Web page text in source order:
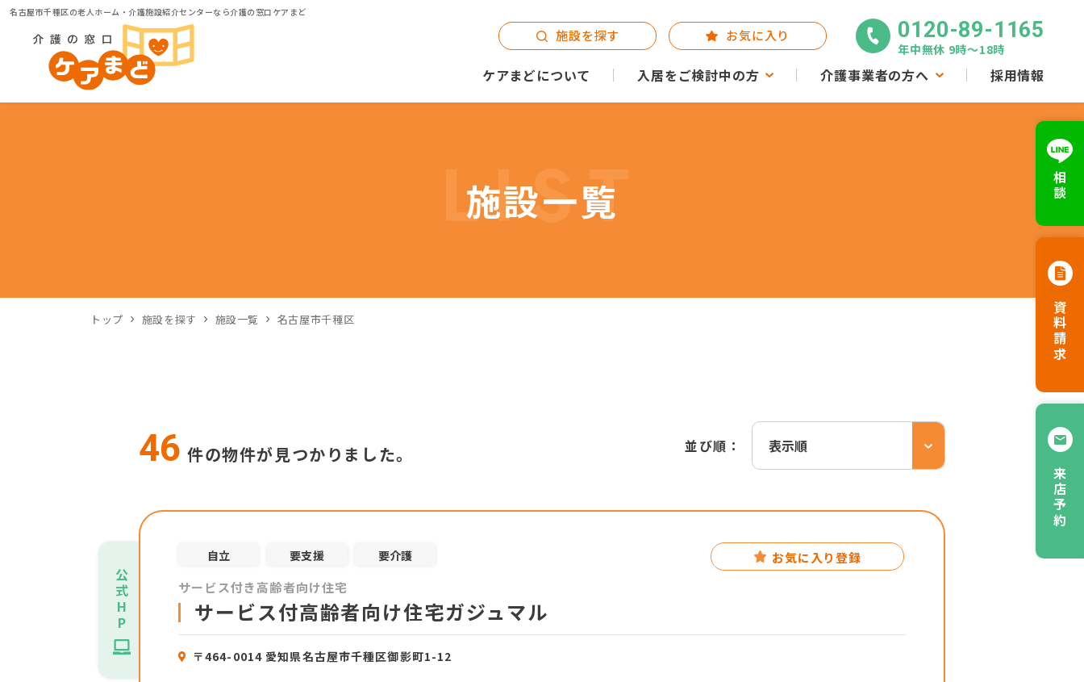
名古屋市千種区の老人ホーム・介護施設紹介センターなら介護の窓口ケアまど
ケアまどについて 入居をご検討中の方 介護事業者の方へ 採用情報
施設を探す お気に入り 0120-89-1165
年中無休 9時〜18時
相談
資料請求
来店予約
LIST
施設一覧
トップ 施設を探す 施設一覧 名古屋市千種区
46 件の物件が見つかりました。 並び順：
公
式
H
P
自立 要支援 要介護
サービス付き高齢者向け住宅
サービス付高齢者向け住宅ガジュマル
〒464-0014 愛知県名古屋市千種区御影町1-12
お気に入り登録